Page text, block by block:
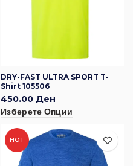
DRY-FAST ULTRA SPORT T-
Shirt 105506
450.00 Ден
Изберете Опции
HOT